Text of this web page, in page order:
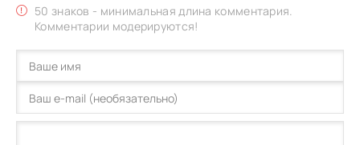
50 знаков - минимальная длина комментария.
Комментарии модерируются!